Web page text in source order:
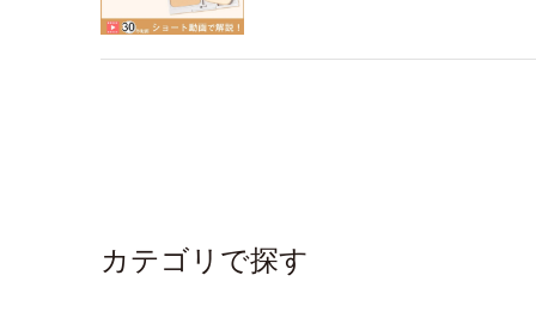
カテゴリで探す